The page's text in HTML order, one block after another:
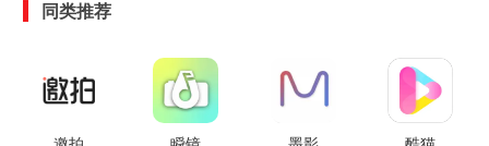
同类推荐